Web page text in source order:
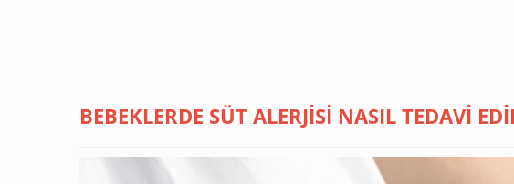
BEBEKLERDE SÜT ALERJISI NASIL TEDAVI